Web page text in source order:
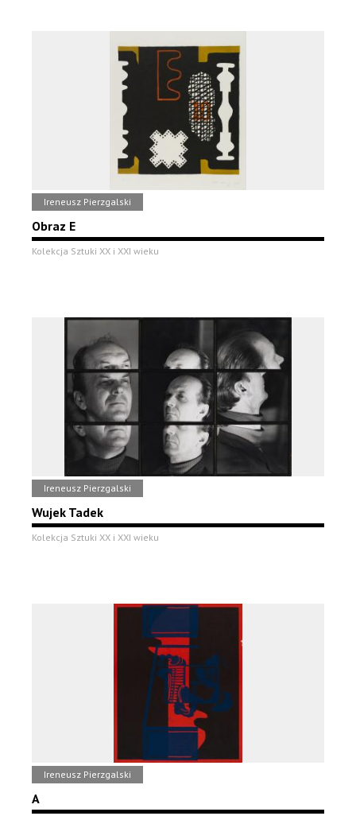
Ireneusz Pierzgalski
Obraz E
Kolekcja Sztuki XX i XXI wieku
Ireneusz Pierzgalski
Wujek Tadek
Kolekcja Sztuki XX i XXI wieku
Ireneusz Pierzgalski
A